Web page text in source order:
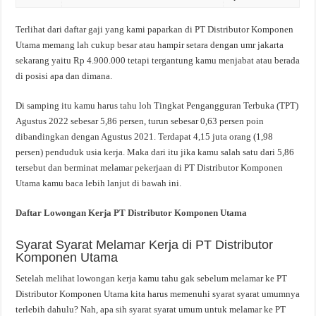
Terlihat dari daftar gaji yang kami paparkan di PT Distributor Komponen
Utama memang lah cukup besar atau hampir setara dengan umr jakarta
sekarang yaitu Rp 4.900.000 tetapi tergantung kamu menjabat atau berada
di posisi apa dan dimana.
Di samping itu kamu harus tahu loh Tingkat Pengangguran Terbuka (TPT)
Agustus 2022 sebesar 5,86 persen, turun sebesar 0,63 persen poin
dibandingkan dengan Agustus 2021. Terdapat 4,15 juta orang (1,98
persen) penduduk usia kerja. Maka dari itu jika kamu salah satu dari 5,86
tersebut dan berminat melamar pekerjaan di PT Distributor Komponen
Utama kamu baca lebih lanjut di bawah ini.
Daftar Lowongan Kerja PT Distributor Komponen Utama
Syarat Syarat Melamar Kerja di PT Distributor
Komponen Utama
Setelah melihat lowongan kerja kamu tahu gak sebelum melamar ke PT
Distributor Komponen Utama kita harus memenuhi syarat syarat umumnya
terlebih dahulu? Nah, apa sih syarat syarat umum untuk melamar ke PT